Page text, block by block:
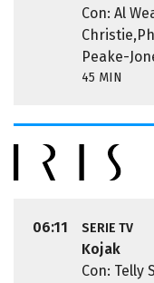
Con: Al
Peake-
45 MIN
06:11 SERIE TV
Kojak
Con: Telly